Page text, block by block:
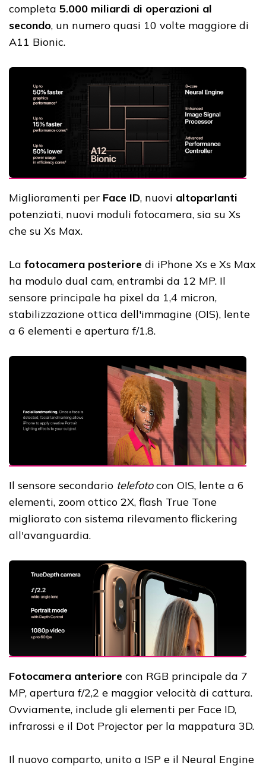
completa 5.000 miliardi di operazioni al
secondo, un numero quasi 10 volte maggiore di
A11 Bionic.
Miglioramenti per Face ID, nuovi altoparlanti
potenziati, nuovi moduli fotocamera, sia su Xs
che su Xs Max.
La fotocamera posteriore di iPhone Xs e Xs Max
ha modulo dual cam, entrambi da 12 MP. Il
sensore principale ha pixel da 1,4 micron,
stabilizzazione ottica dell'immagine (OIS), lente
a 6 elementi e apertura f/1.8.
Il sensore secondario telefotocon OIS, lente a 6
elementi, zoom ottico 2X, flash True Tone
migliorato con sistema rilevamento flickering
all'avanguardia.
Fotocamera anteriore con RGB principale da 7
MP, apertura f/2,2 e maggior velocità di cattura.
Ovviamente, include gli elementi per Face ID,
infrarossi e il Dot Projector per la mappatura 3D.
Il nuovo comparto, unito a ISP e il Neural Engine